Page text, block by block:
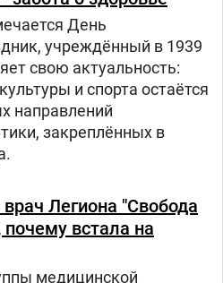
День
учреждённый в 1939
свою актуальность:
и спорта остаётся
направлений
закреплённых в
Легиона "Свобода
почему встала на
медицинской